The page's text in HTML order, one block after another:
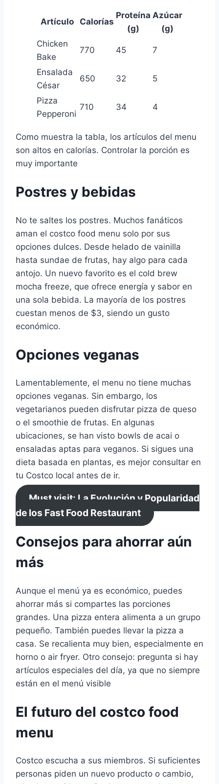
Artículo Calorías
Proteína
(g)
Azúcar
(g)
Chicken
Bake
770 45 7
Ensalada
César
650 32 5
Pizza
Pepperoni
710 34 4
Como muestra la tabla, los artículos del menu
son altos en calorías. Controlar la porción es
muy importante
Postres y bebidas
No te saltes los postres. Muchos fanáticos
aman el costco food menu solo por sus
opciones dulces. Desde helado de vainilla
hasta sundae de frutas, hay algo para cada
antojo. Un nuevo favorito es el cold brew
mocha freeze, que ofrece energía y sabor en
una sola bebida. La mayoría de los postres
cuestan menos de $3, siendo un gusto
económico.
Opciones veganas
Lamentablemente, el menu no tiene muchas
opciones veganas. Sin embargo, los
vegetarianos pueden disfrutar pizza de queso
o el smoothie de frutas. En algunas
ubicaciones, se han visto bowls de acai o
ensaladas aptas para veganos. Si sigues una
dieta basada en plantas, es mejor consultar en
tu Costco local antes de ir.
Must visit: La Evolución y Popularidad
de los Fast Food Restaurant
Consejos para ahorrar aún
más
Aunque el menú ya es económico, puedes
ahorrar más si compartes las porciones
grandes. Una pizza entera alimenta a un grupo
pequeño. También puedes llevar la pizza a
casa. Se recalienta muy bien, especialmente en
horno o air fryer. Otro consejo: pregunta si hay
artículos especiales del día, ya que no siempre
están en el menú visible
El futuro del costco food
menu
Costco escucha a sus miembros. Si suficientes
personas piden un nuevo producto o cambio,